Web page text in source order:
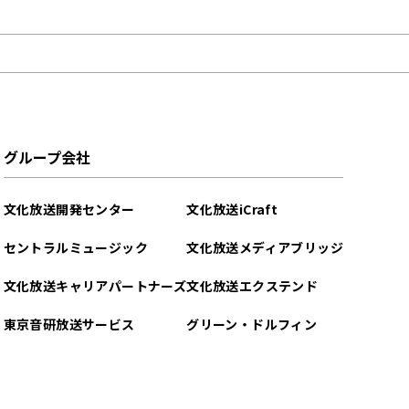
グループ会社
文化放送開発センター
セントラルミュージック
文化放送キャリアパートナーズ
東京音研放送サービス
文化放送iCraft
文化放送メディアブリッジ
文化放送エクステンド
グリーン・ドルフィン